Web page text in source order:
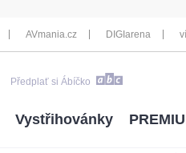
AVmania.cz DIGIarena
Předplať si Ábíčko
Vystřihovánky